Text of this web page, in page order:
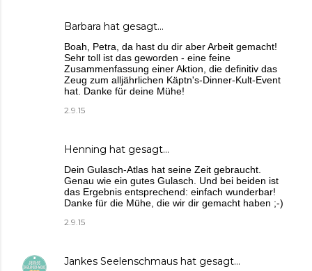
Barbara hat gesagt…
Boah, Petra, da hast du dir aber Arbeit gemacht!
Sehr toll ist das geworden - eine feine
Zusammenfassung einer Aktion, die definitiv das
Zeug zum alljährlichen Käptn's-Dinner-Kult-Event
hat. Danke für deine Mühe!
2.9.15
Henning hat gesagt…
Dein Gulasch-Atlas hat seine Zeit gebraucht.
Genau wie ein gutes Gulasch. Und bei beiden ist
das Ergebnis entsprechend: einfach wunderbar!
Danke für die Mühe, die wir dir gemacht haben ;-)
2.9.15
Jankes Seelenschmaus hat gesagt…